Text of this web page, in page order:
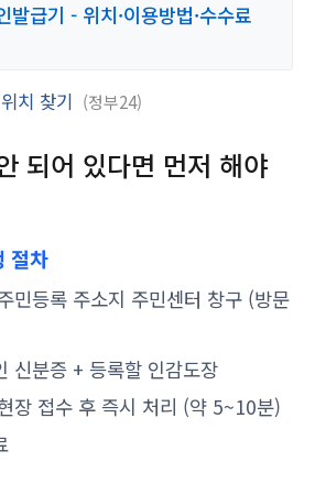
발급기 - 위치·이용방법·수수료
치 찾기 정부24
되어 있다면 먼저 해야
절차
민등록 주소지 주민센터 창구 (방문
신분증 + 등록할 인감도장
장 접수 후 즉시 처리 (약 5~10분)